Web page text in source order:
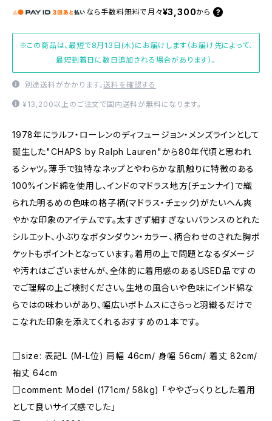
なら 手数料無料で 月々¥3,300から
※この商品は、最短で8月13日(木)にお届けします（お届け先によって、
最短到着日に数日追加される場合があります）。
別途送料がかかります。送料を確認する
¥13,200以上のご注文で国内送料が無料になります。
1978年にラルフ・ローレンのディフュージョン・メンズラインとして
誕生した"CHAPS by Ralph Lauren"から80年代頃と思われ
るシャツ。薄手で独特なネップとやわらかな肌触りに特徴のある
100%インド綿を使用し、インドのマドラス地方(チェンナイ)で織
られた明るめの色味の格子柄(マドラス・チェック)がたいへん爽
やかな印象のアイテムです。太すぎず細すぎないバランスのとれた
シルエット、小ぶりなボタンダウン・カラー、柄合わせのされた胸ポ
ケットもポイントとなっています。着用の上で問題となるダメージ
や汚れはございませんが、全体的に着用感のあるUSED品ですの
でご理解の上ご検討ください。生地の風合いや色味にインド綿な
らではの味わいがあり、幅広いボトムスにさらっと羽織るだけで
こなれた印象を添えてくれるおすすめの１本です。
□size: 表記L (M-L位) 肩幅 46cm/ 身幅 56cm/ 着丈 82cm/
袖丈 64cm
□comment: Model (171cm/ 58kg) 「ややざっくりとした着用
として良いサイズ感でした」